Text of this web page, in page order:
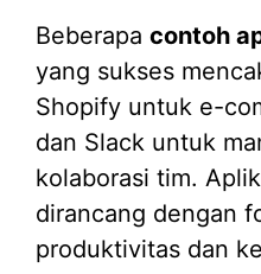
Beberapa contoh
yang sukses
Shopify untuk e-
dan Slack untuk
kolaborasi tim.
dirancang dengan
produktivitas dan